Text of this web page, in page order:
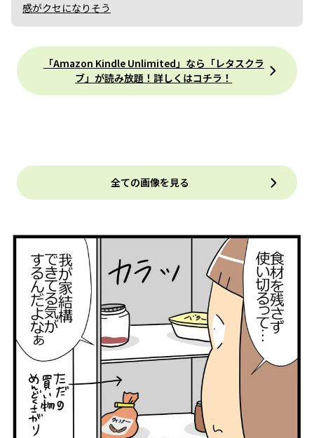
感がクセになりそう
「Amazon Kindle Unlimited」なら「レタスクラ
ブ」が読み放題！詳しくはコチラ！
全ての画像を見る